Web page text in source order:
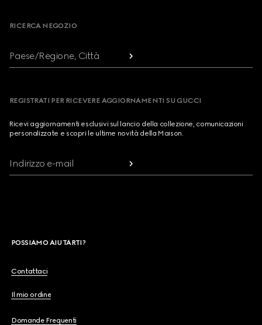
RICERCA NEGOZIO
Paese/Regione, Città
REGISTRATI PER RICEVERE AGGIORNAMENTI SU GUCCI
Ricevi aggiornamenti esclusivi sul lancio della collezione, comunicazioni
personalizzate e scopri le ultime novità della Maison.
Indirizzo e-mail
POSSIAMO AIUTARTI?
Contattaci
Il mio ordine
Domande Frequenti